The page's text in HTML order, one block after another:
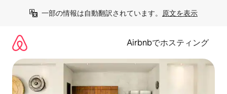
一部の情報は自動翻訳されています。 原文を表示
Airbnbでホスティング